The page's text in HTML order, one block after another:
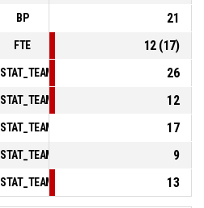
BP
21
FTE 12(17)
26
12
17
9
13